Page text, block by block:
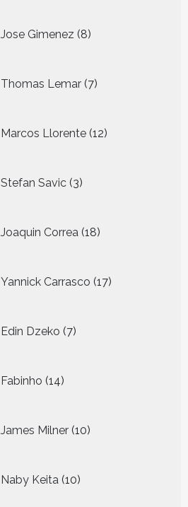
Jose Gimenez 8
producten
Thomas Lemar 7
producten
Marcos Llorente 12
producten
Stefan Savic 3
producten
Joaquin Correa 18
producten
Yannick Carrasco 17
producten
Edin Dzeko 7
producten
Fabinho 14
producten
James Milner 10
producten
Naby Keita 10
producten